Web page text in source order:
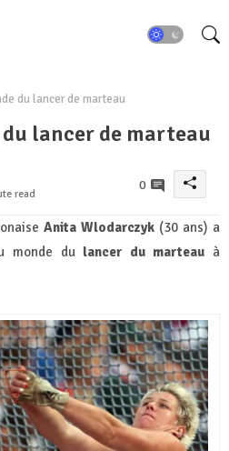
du lancer de marteau
lancer de marteau
read
0
Anita Wlodarczyk (30 ans) a
monde du lancer du marteau à